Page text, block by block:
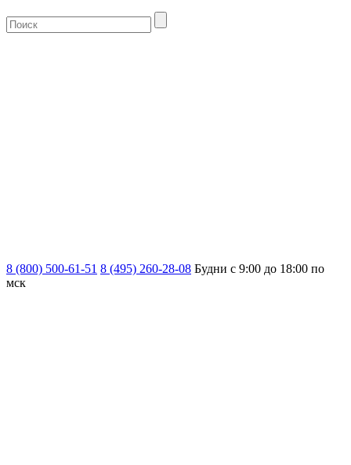
8 (800) 500-61-51 8 (495) 260-28-08 Будни с 9:00 до 18:00 по
мск